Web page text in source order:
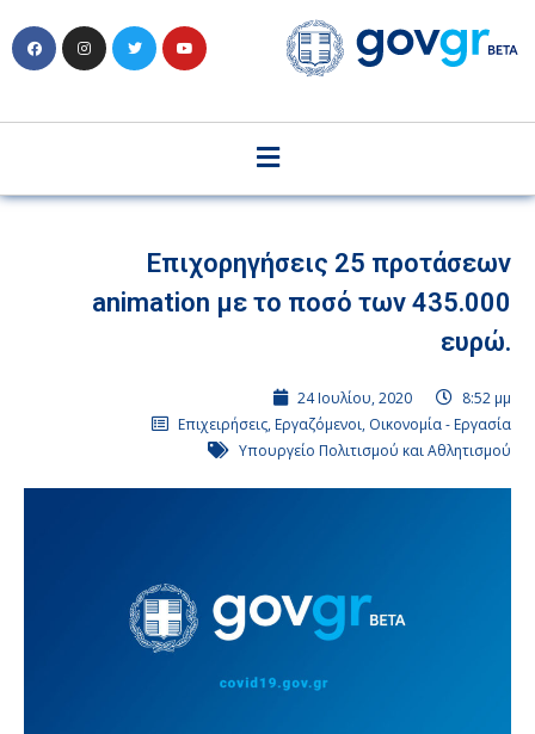
Επιχορηγήσεις 25 προτάσεων
animation με το ποσό των 435.000
ευρώ.
24 Ιουλίου, 2020
8:52 μμ
Επιχειρήσεις, Εργαζόμενοι, Οικονομία - Εργασία
Υπουργείο Πολιτισμού και Αθλητισμού